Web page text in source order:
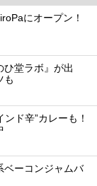
にオープン！
堂ラボ』が出
も
ド辛”カレーも！
ベーコンジャムバ